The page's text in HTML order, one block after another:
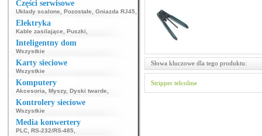
Części serwisowe
Układy scalone Pozostałe Gniazda RJ45
Elektryka
Kable zasilające Puszki
Inteligentny dom
Wszystkie
Karty sieciowe
Wszystkie
Komputery
Akcesoria Myszy, Dyski twarde
Kontrolery sieciowe
Wszystkie
Media konwertery
PLC RS-232/RS-485
Słowa kluczowe dla tego produktu:
Stripper telcoline